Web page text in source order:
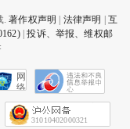
.著作权声明 法律声明
互
|投诉、举报、维权邮
网
络
会
征
31010402000321